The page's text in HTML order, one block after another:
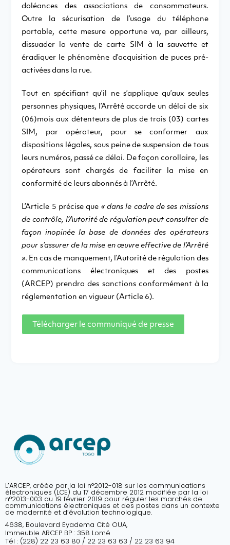
doléances des associations de consommateurs.
Outre la sécurisation de l’usage du téléphone
portable, cette mesure opportune va, par ailleurs,
dissuader la vente de carte SIM à la sauvette et
éradiquer le phénomène d’acquisition de puces pré-
activées dans la rue.
Tout en spécifiant qu’il ne s’applique qu’aux seules
personnes physiques, l’Arrêté accorde un délai de six
(06)mois aux détenteurs de plus de trois (03) cartes
SIM, par opérateur, pour se conformer aux
dispositions légales, sous peine de suspension de tous
leurs numéros, passé ce délai. De façon corollaire, les
opérateurs sont chargés de faciliter la mise en
conformité de leurs abonnés à l’Arrêté.
L’Article 5 précise que « dans le cadre de ses missions
de contrôle, l’Autorité de régulation peut consulter de
façon inopinée la base de données des opérateurs
pour s’assurer de la mise en œuvre effective de l’Arrêté
». En cas de manquement, l’Autorité de régulation des
communications électroniques et des postes
(ARCEP) prendra des sanctions conformément à la
réglementation en vigueur (Article 6).
Télécharger le communiqué de presse
L’ARCEP, créée par la loi n°2012-018 sur les communications
électroniques (LCE) du 17 décembre 2012 modifiée par la loi
n°2013-003 du 19 février 2019 pour réguler les marchés de
communications électroniques et des postes dans un contexte
de modernité et d’évolution technologique.
4638, Boulevard Eyadema Cité OUA,
Immeuble ARCEP BP : 358 Lomé
Tél : (228) 22 23 63 80 / 22 23 63 63 / 22 23 63 94